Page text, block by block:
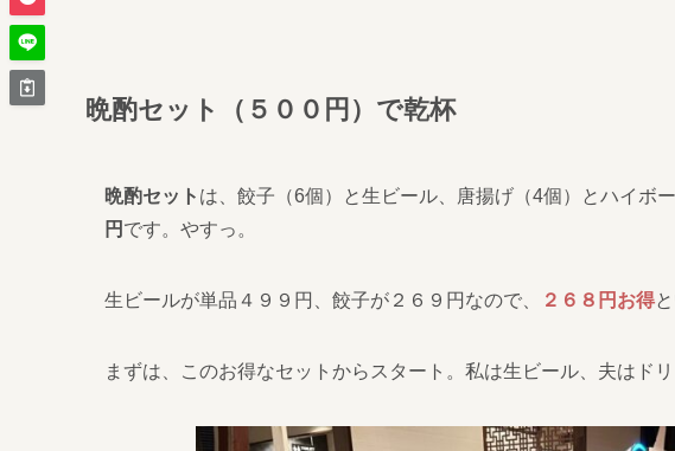
晩酌セット（５００円）で乾杯
晩酌セット は、餃子（6個）と生ビール、唐揚げ（4個）とハイボ
円 です。やすっ。
生ビールが単品４９９円、餃子が２６９円なので、 ２６８円お得
まずは、このお得なセットからスタート。私は生ビール、夫はドリ